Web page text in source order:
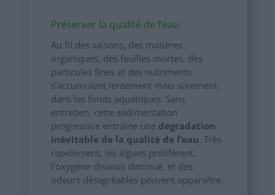
Préserver la qualité de l’eau
Au fil des saisons, des matières
organiques, des feuilles mortes, des
particules fines et des nutriments
s’accumulent lentement mais sûrement
dans les fonds aquatiques. Sans
entretien, cette sédimentation
progressive entraîne une dégradation
inévitable de la qualité de l’eau. Très
rapidement, les algues prolifèrent,
l’oxygène dissous diminue, et des
odeurs désagréables peuvent apparaître.